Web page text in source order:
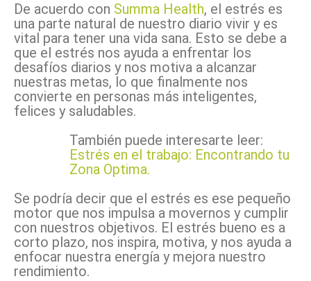
De acuerdo con Summa Health, el estrés es
una parte natural de nuestro diario vivir y es
vital para tener una vida sana. Esto se debe a
que el estrés nos ayuda a enfrentar los
desafíos diarios y nos motiva a alcanzar
nuestras metas, lo que finalmente nos
convierte en personas más inteligentes,
felices y saludables.
También puede interesarte leer:
Estrés en el trabajo: Encontrando tu
Zona Optima.
Se podría decir que el estrés es ese pequeño
motor que nos impulsa a movernos y cumplir
con nuestros objetivos. El estrés bueno es a
corto plazo, nos inspira, motiva, y nos ayuda a
enfocar nuestra energía y mejora nuestro
rendimiento.